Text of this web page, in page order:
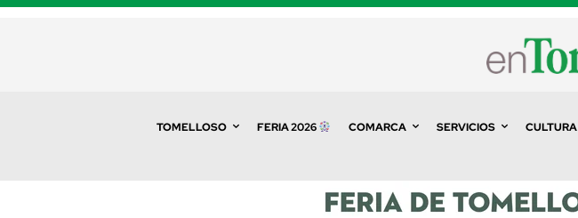
TOMELLOSO FERIA 2026 COMARCA SERVICIOS CULTURA